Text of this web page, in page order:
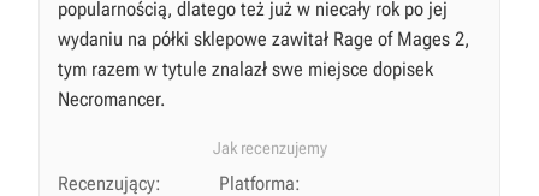
popularnością, dlatego też już w niecały rok po jej
wydaniu na półki sklepowe zawitał Rage of Mages 2,
tym razem w tytule znalazł swe miejsce dopisek
Necromancer.
Jak recenzujemy
Recenzujący:
Platforma: